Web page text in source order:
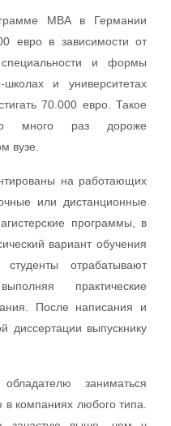
MBA в Германии
евро в зависимости от
и формы
и университетах
70.000 евро. Такое
много раз дороже
вузе.
на работающих
или дистанционные
программы, в
вариант обучения
отрабатывают
практические
После написания и
диссертации выпускнику
заниматься
в компаниях любого типа.